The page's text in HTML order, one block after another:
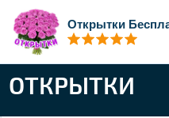
Открытки
ОТКРЫТКИ